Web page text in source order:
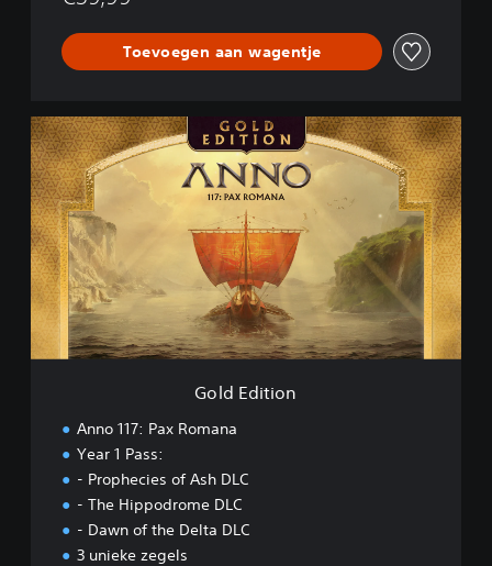
Toevoegen aan wagentje
G
o
l
d
E
d
i
t
i
o
n
Gold Edition
Anno 117: Pax Romana
Year 1 Pass:
- Prophecies of Ash DLC
- The Hippodrome DLC
- Dawn of the Delta DLC
3 unieke zegels